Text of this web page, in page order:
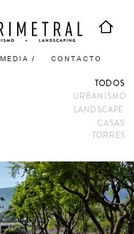
MEDIA / CONTACTO
TODOS
URBANISMO
LANDSCAPE
CASAS
TORRES